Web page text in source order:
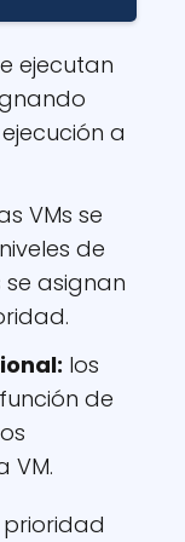
ejecutan
a
VMs se
de
asignan
los
de
VM.